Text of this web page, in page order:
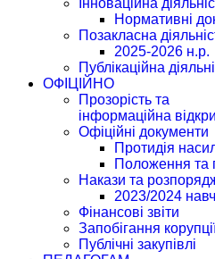
Інноваційна
Нормативні
Позакласна
2025-2026 н.р.
Публікаційна
ОФІЦІЙНО
Прозорість та
інформаційна
Офіційні документи
Протидія
Положення та
Накази та
2023/2024
Фінансові звіти
Запобігання
Публічні закупівлі